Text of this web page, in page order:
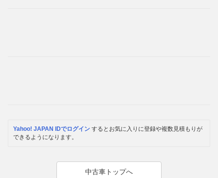
Yahoo! JAPAN IDでログイン するとお気に入りに登録や複数見積もりが
できるようになります。
中古車トップへ